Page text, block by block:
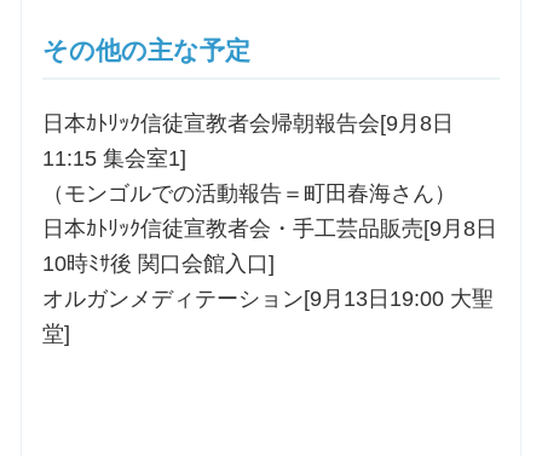
その他の主な予定
日本ｶﾄﾘｯｸ信徒宣教者会帰朝報告会[9月8日
11:15 集会室1]
（モンゴルでの活動報告＝町田春海さん）
日本ｶﾄﾘｯｸ信徒宣教者会・手工芸品販売[9月8日
10時ﾐｻ後 関口会館入口]
オルガンメディテーション[9月13日19:00 大聖
堂]